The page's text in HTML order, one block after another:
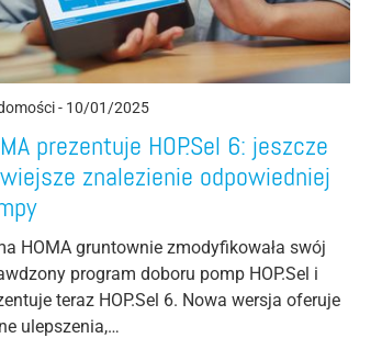
- 10/01/2025
prezentuje HOP.Sel 6: jeszcze
znalezienie odpowiedniej
HOMA gruntownie zmodyfikowała swój
program doboru pomp HOP.Sel i
teraz HOP.Sel 6. Nowa wersja oferuje
ulepszenia,…